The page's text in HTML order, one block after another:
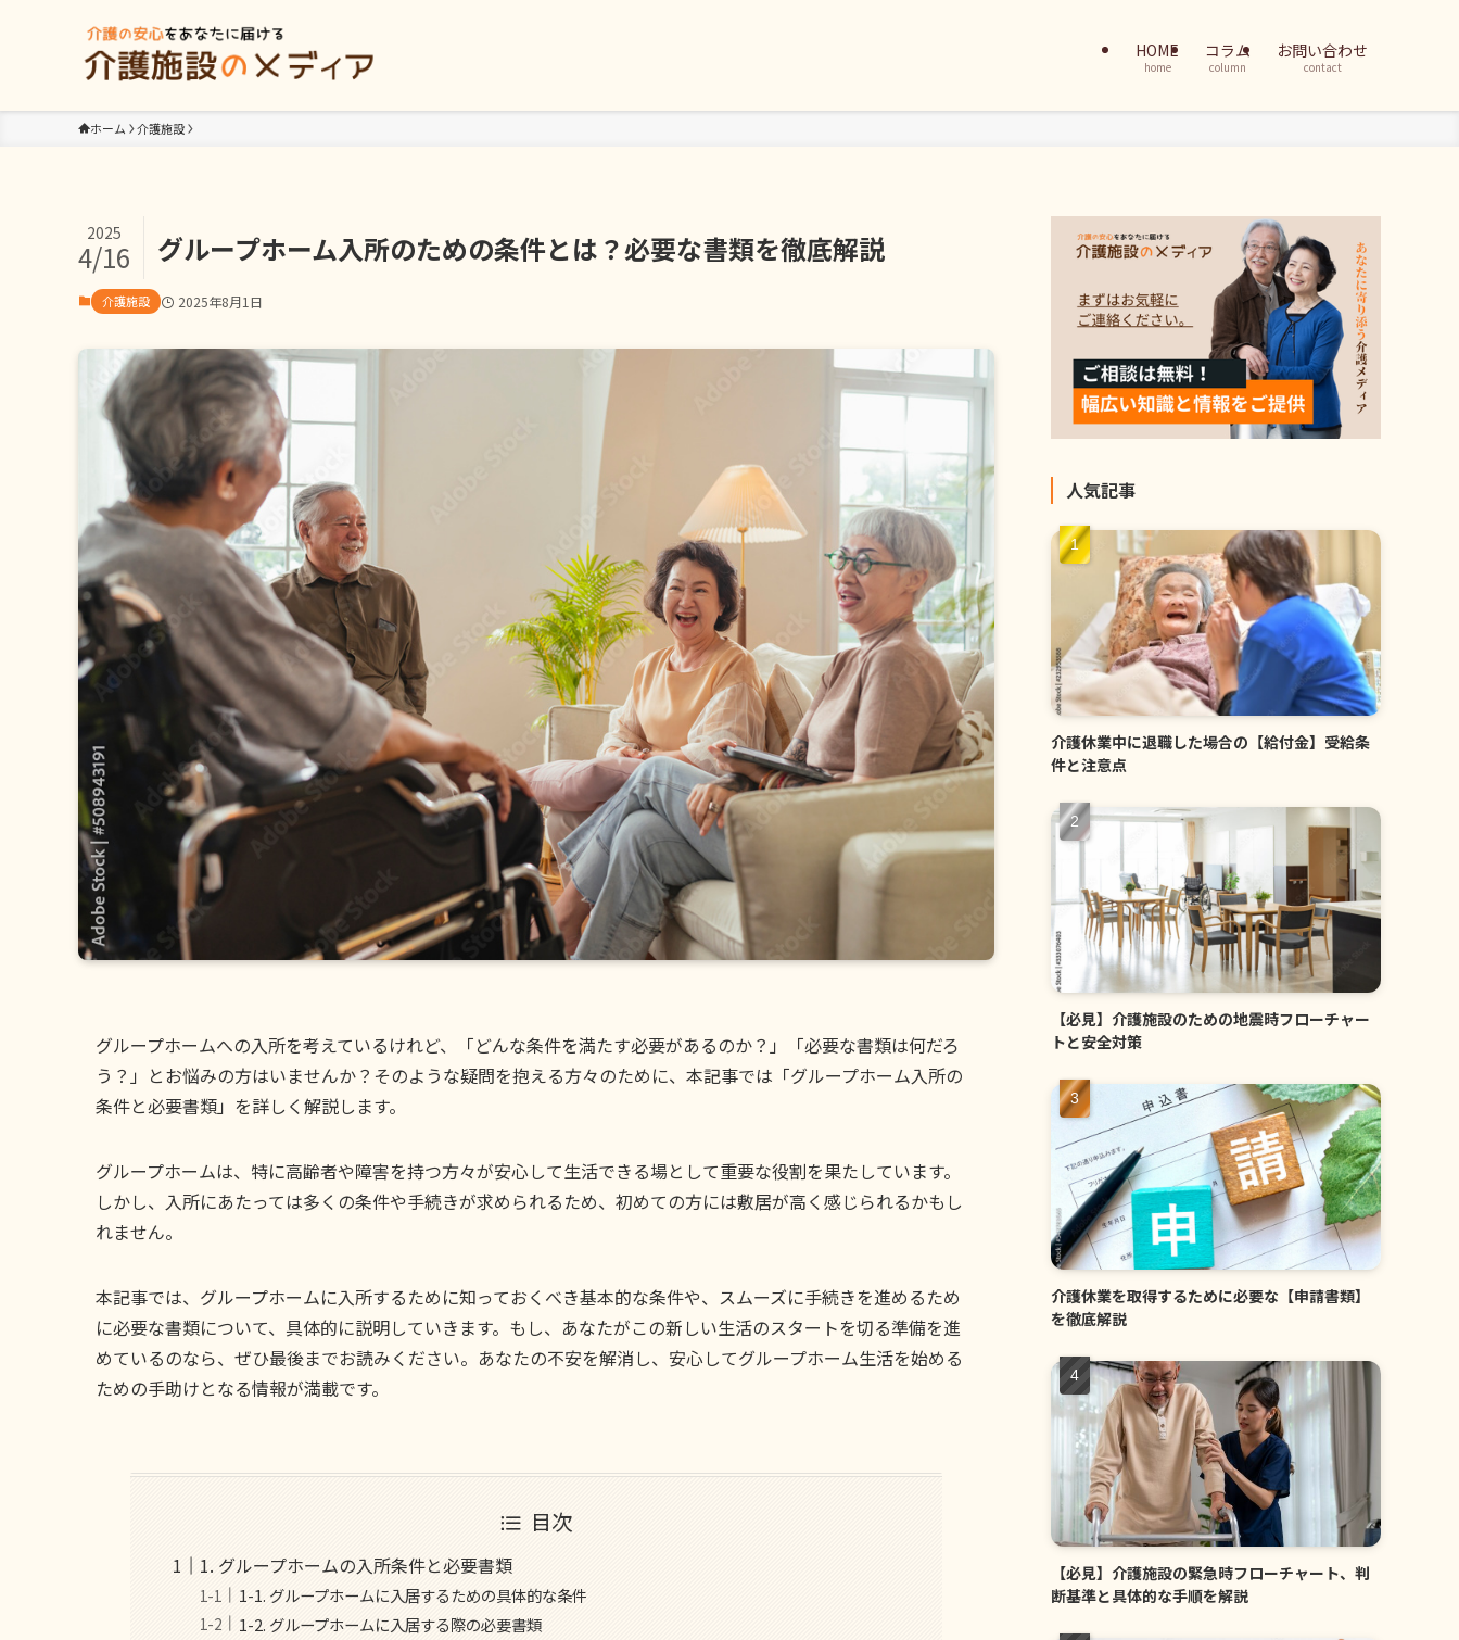
HOME
home
コラム
column
お問い合わせ
contact
ホーム 介護施設
グループホーム入所のための条件とは？必要な書類を徹底解説
2025
4/16
介護施設 2025年8月1日
グループホームへの入所を考えているけれど、「どんな条件を満たす必要があるのか？」「必要な書類は何だろ
う？」とお悩みの方はいませんか？そのような疑問を抱える方々のために、本記事では「グループホーム入所の
条件と必要書類」を詳しく解説します。
グループホームは、特に高齢者や障害を持つ方々が安心して生活できる場として重要な役割を果たしています。
しかし、入所にあたっては多くの条件や手続きが求められるため、初めての方には敷居が高く感じられるかもし
れません。
本記事では、グループホームに入所するために知っておくべき基本的な条件や、スムーズに手続きを進めるため
に必要な書類について、具体的に説明していきます。もし、あなたがこの新しい生活のスタートを切る準備を進
めているのなら、ぜひ最後までお読みください。あなたの不安を解消し、安心してグループホーム生活を始める
ための手助けとなる情報が満載です。
目次
1. グループホームの入所条件と必要書類
1-1. グループホームに入居するための具体的な条件
1-2. グループホームに入居する際の必要書類
人気記事
介護休業中に退職した場合の【給付金】受給条
件と注意点
【必見】介護施設のための地震時フローチャー
トと安全対策
介護休業を取得するために必要な【申請書類】
を徹底解説
【必見】介護施設の緊急時フローチャート、判
断基準と具体的な手順を解説